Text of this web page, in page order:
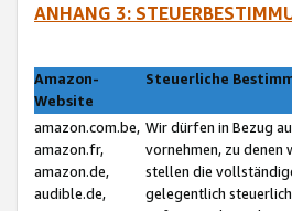
ANHANG 3:
Amazon-
Website
Steuerliche
amazon.com.be,
amazon.fr,
amazon.de,
audible.de,
Wir dürfen in Bezug
vornehmen, zu denen
stellen die
gelegentlich